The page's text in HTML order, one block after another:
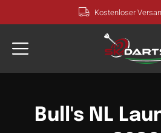
Inhalt
Kostenloser
Bull's NL